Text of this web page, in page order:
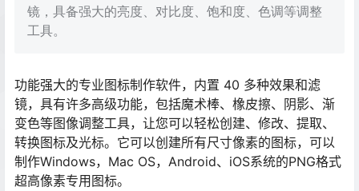
镜，具备强大的亮度、对比度、饱和度、色调等调整
工具。
功能强大的专业图标制作软件，内置 40 多种效果和滤
镜，具有许多高级功能，包括魔术棒、橡皮擦、阴影、渐
变色等图像调整工具，让您可以轻松创建、修改、提取、
转换图标及光标。它可以创建所有尺寸像素的图标，可以
制作Windows，Mac OS，Android、iOS系统的PNG格式
超高像素专用图标。